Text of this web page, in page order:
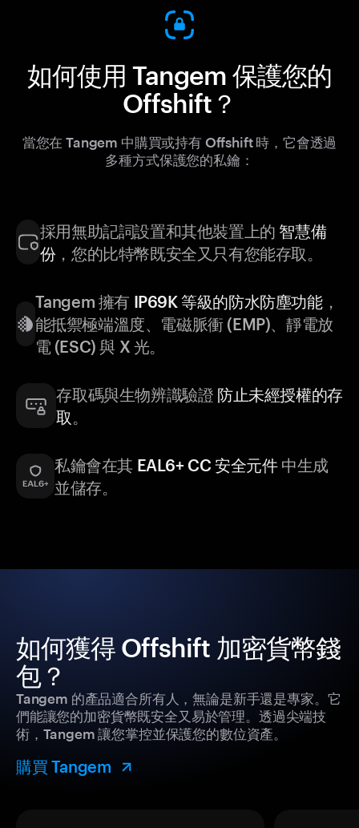
如何使用 Tangem 保護您的
Offshift？
當您在 Tangem 中購買或持有 Offshift 時，它會透過
多種方式保護您的私鑰：
採用無助記詞設置和其他裝置上的 智慧備
份，您的比特幣既安全又只有您能存取。
Tangem 擁有 IP69K 等級的防水防塵功能，
能抵禦極端溫度、電磁脈衝 (EMP)、靜電放
電 (ESC) 與 X 光。
存取碼與生物辨識驗證 防止未經授權的存
取 。
私鑰會在其 EAL6+ CC 安全元件中生成
並儲存。
如何獲得 Offshift 加密貨幣錢
包？
Tangem 的產品適合所有人，無論是新手還是專家。它
們能讓您的加密貨幣既安全又易於管理。透過尖端技
術，Tangem 讓您掌控並保護您的數位資產。
購買 Tangem